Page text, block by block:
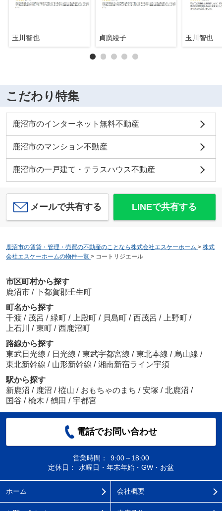
玉川智也 貞廣綾子 玉川智也
こだわり特集
鹿沼市のインターネット無料不動産
鹿沼市のマンション不動産
鹿沼市の一戸建て・テラスハウス不動産
メールで共有する LINEで共有する
鹿沼市の賃貸・管理・売買の不動産のことなら株式会社エスケーホーム > 株式
会社エスケーホームの物件一覧 > コートリジエール
市区町村から探す
鹿沼市 / 下都賀郡壬生町
町名から探す
千渡 / 茂呂 / 緑町 / 上殿町 / 貝島町 / 西茂呂 / 上野町 /
上石川 / 東町 / 西鹿沼町
路線から探す
東武日光線 / 日光線 / 東武宇都宮線 / 東北本線 / 烏山線 /
東北新幹線 / 山形新幹線 / 湘南新宿ライン宇須
駅から探す
新鹿沼 / 鹿沼 / 樅山 / おもちゃのまち / 安塚 / 北鹿沼 /
国谷 / 楡木 / 鶴田 / 宇都宮
電話でお問い合わせ
営業時間：
9:00～18:00
定休日：
水曜日・年末年始・GW・お盆
ホーム 会社概要